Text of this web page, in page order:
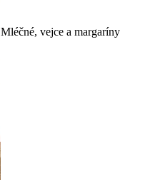
Mléčné, vejce a margaríny